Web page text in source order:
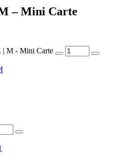
– Mini Carte
| M - Mini Carte